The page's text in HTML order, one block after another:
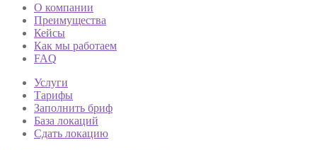
О компании
Преимущества
Кейсы
Как мы работаем
FAQ
Услуги
Тарифы
Заполнить бриф
База локаций
Сдать локацию